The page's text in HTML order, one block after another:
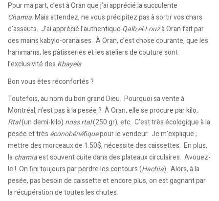
Pour ma part, c’est à Oran que j’ai apprécié la succulente
Chamia. Mais attendez, ne vous précipitez pas à sortir vos chars
d’assauts. J’ai apprécié l’authentique Qalb el-Louzà Oran fait par
des mains kabylo-oranaises. À Oran, c’est chose courante, que les
hammams, les pâtisseries et les ateliers de couture sont
l’exclusivité des Kbayels.
Bon vous êtes réconfortés ?
Toutefois, au nom du bon grand Dieu. Pourquoi sa vente à
Montréal, n’est pas à la pesée ? À Oran, elle se procure par kilo,
Rtal(un demi-kilo) noss rtal(250 gr), etc. C’est très écologique à la
pesée et très éconobénéfiquepour le vendeur. Je m’explique ;
mettre des morceaux de 1.50$, nécessite des caissettes. En plus,
lachamiaest souvent cuite dans des plateaux circulaires. Avouez-
le ! On fini toujours par perdre les contours (Hachia). Alors, à la
pesée, pas besoin de caissette et encore plus, on est gagnant par
la récupération de toutes les chutes.